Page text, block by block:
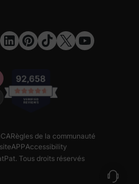
Règles de la communauté
APPAccessibility
. Tous droits réservés